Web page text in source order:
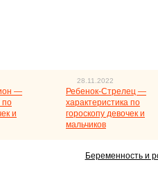
—
по
и
28.11.2022
Ребенок-Стрелец —
характеристика по
гороскопу девочек и
мальчиков
Беременность и